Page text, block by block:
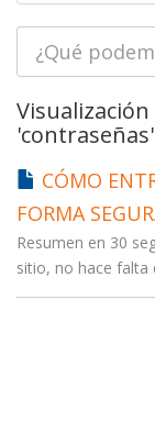
'contraseñas'
CÓMO
FORMA
Resumen en 30
sitio, no hace falta